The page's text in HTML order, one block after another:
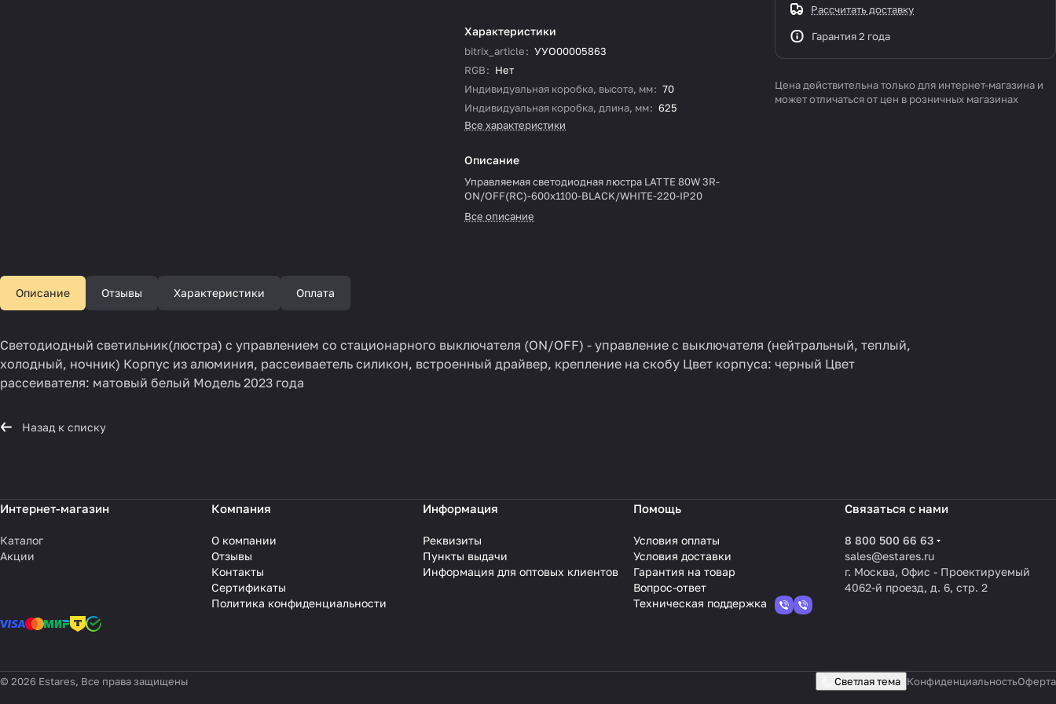
Характеристики
bitrix_article: УУО00005863
RGB: Нет
Индивидуальная коробка, высота, мм: 70
Индивидуальная коробка, длина, мм: 625
Все характеристики
Описание
Управляемая светодиодная люстра LATTE 80W 3R-
ON/OFF(RC)-600x1100-BLACK/WHITE-220-IP20
Все описание
Рассчитать доставку
Гарантия 2 года
Цена действительна только для интернет-магазина и
может отличаться от цен в розничных магазинах
Описание Отзывы Характеристики Оплата
Светодиодный светильник(люстра) с управлением со стационарного выключателя (ON/OFF) - управление с выключателя (нейтральный, теплый,
холодный, ночник) Корпус из алюминия, рассеиваетель силикон, встроенный драйвер, крепление на скобу Цвет корпуса: черный Цвет
рассеивателя: матовый белый Модель 2023 года
Назад к списку
Интернет-магазин
Каталог
Акции
Компания
О компании
Отзывы
Контакты
Сертификаты
Политика конфиденциальности
Информация
Реквизиты
Пункты выдачи
Информация для оптовых клиентов
Помощь
Условия оплаты
Условия доставки
Гарантия на товар
Вопрос-ответ
Техническая поддержка
Связаться с нами
8 800 500 66 63
sales@estares.ru
г. Москва, Офис - Проектируемый
4062-й проезд, д. 6, стр. 2
© 2026 Estares, Все права защищены Светлая тема КонфиденциальностьОферта